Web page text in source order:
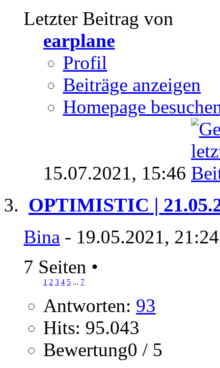
Letzter Beitrag von
earplane
Profil
Beiträge anzeigen
Homepage
15.07.2021, 15:46
OPTIMISTIC |
Bina - 19.05.2021,
7 Seiten •
1 2 3 4 5 ... 7
Antworten: 93
Hits: 95.043
Bewertung0 / 5